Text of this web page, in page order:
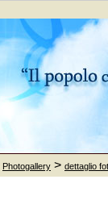
Photogallery > dettaglio